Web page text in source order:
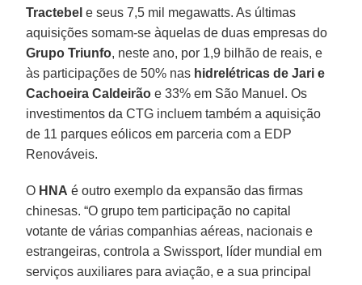
Tractebel e seus 7,5 mil megawatts. As últimas
aquisições somam-se àquelas de duas empresas do
Grupo Triunfo, neste ano, por 1,9 bilhão de reais, e
às participações de 50% nas hidrelétricas de Jari e
Cachoeira Caldeirão e 33% em São Manuel. Os
investimentos da CTG incluem também a aquisição
de 11 parques eólicos em parceria com a EDP
Renováveis.
O HNA é outro exemplo da expansão das firmas
chinesas. “O grupo tem participação no capital
votante de várias companhias aéreas, nacionais e
estrangeiras, controla a Swissport, líder mundial em
serviços auxiliares para aviação, e a sua principal